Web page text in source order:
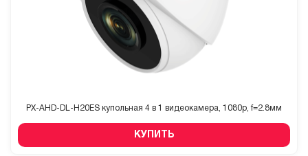
PX-AHD-DL-H20ES купольная 4 в 1 видеокамера, 1080p, f=2.8мм
КУПИТЬ